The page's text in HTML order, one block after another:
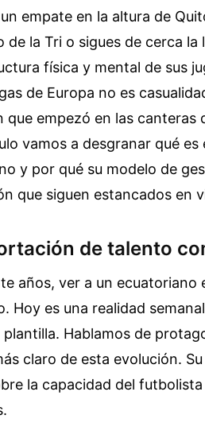
empate en la altura de
de la Tri o sigues de cerca
física y mental de sus
de Europa no es
que empezó en las canteras
vamos a desgranar qué
y por qué su modelo de
que siguen estancados en
de talento
años, ver a un ecuatoriano
Hoy es una realidad
plantilla. Hablamos de
claro de esta evolución.
la capacidad del